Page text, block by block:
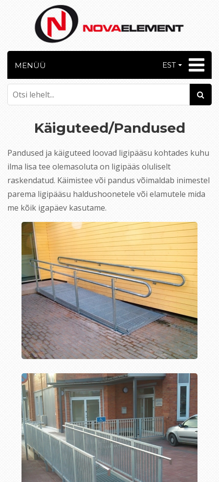
EST
MENÜÜ
Käiguteed/Pandused
Pandused ja käiguteed loovad ligipääsu kohtades kuhu
ilma lisa tee olemasoluta on ligipääs oluliselt
raskendatud. Käimistee või pandus võimaldab inimestel
parema ligipääsu haldushoonetele või elamutele mida
me kõik igapäev kasutame.